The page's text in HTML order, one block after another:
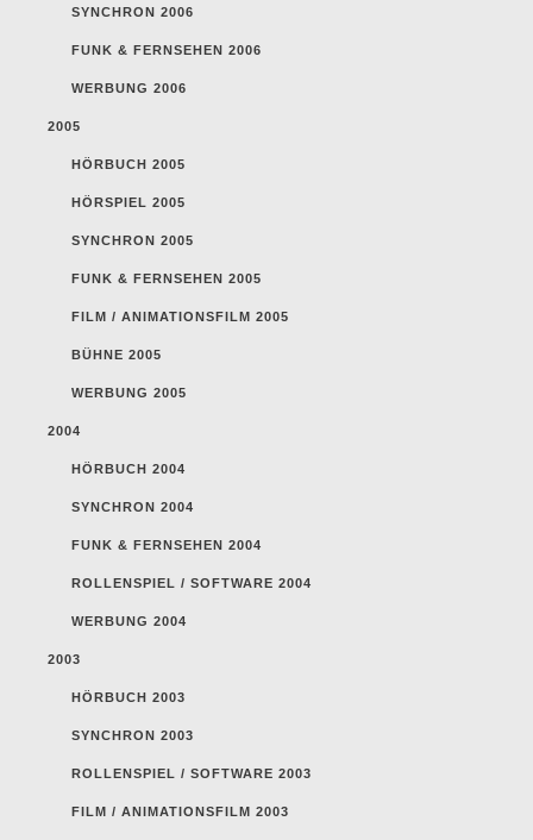
SYNCHRON 2006
FUNK & FERNSEHEN 2006
WERBUNG 2006
2005
HÖRBUCH 2005
HÖRSPIEL 2005
SYNCHRON 2005
FUNK & FERNSEHEN 2005
FILM / ANIMATIONSFILM 2005
BÜHNE 2005
WERBUNG 2005
2004
HÖRBUCH 2004
SYNCHRON 2004
FUNK & FERNSEHEN 2004
ROLLENSPIEL / SOFTWARE 2004
WERBUNG 2004
2003
HÖRBUCH 2003
SYNCHRON 2003
ROLLENSPIEL / SOFTWARE 2003
FILM / ANIMATIONSFILM 2003